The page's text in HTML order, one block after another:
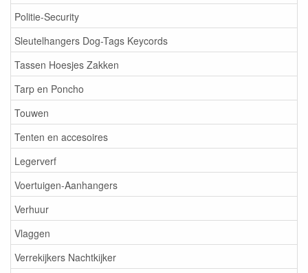
Politie-Security
Sleutelhangers Dog-Tags Keycords
Tassen Hoesjes Zakken
Tarp en Poncho
Touwen
Tenten en accesoires
Legerverf
Voertuigen-Aanhangers
Verhuur
Vlaggen
Verrekijkers Nachtkijker